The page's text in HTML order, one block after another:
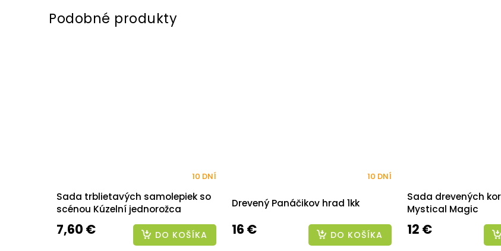
Sada trblietavých samolepiek so
scénou Kúzelní jednorožca
10 DNÍ
7,60 € DO KOŠÍKA
Drevený Panáčikov hrad 1kk
10 DNÍ
16 € DO KOŠÍKA
Sada drevených
Mystical Magic
12 €